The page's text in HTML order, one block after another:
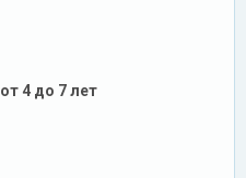
от 4 до 7 лет